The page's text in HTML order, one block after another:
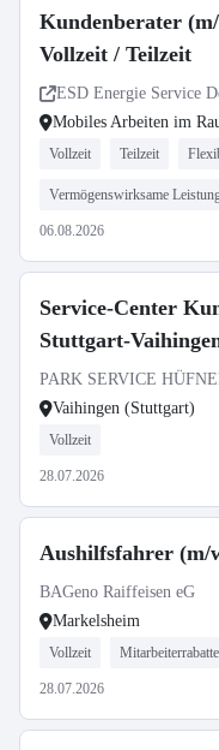
Kundenberater
Vollzeit / Teilzeit
ESD Energie Service
Mobiles Arbeiten im
Vollzeit Teilzeit
Vermögenswirksame
06.08.2026
Service-Center
Stuttgart-
PARK SERVICE
Vaihingen (Stuttgart)
Vollzeit
28.07.2026
Aushilfsfahrer (m/
BAGeno Raiffeisen eG
Markelsheim
Vollzeit Mitarbeiterrabatte
28.07.2026